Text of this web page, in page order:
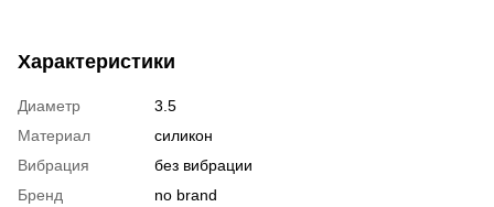
Характеристики
Диаметр
3.5
Материал
силикон
Вибрация
без вибрации
Бренд
no brand